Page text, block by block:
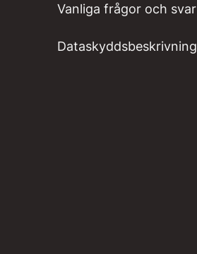
Vanliga frågor och svar
Dataskyddsbeskrivning